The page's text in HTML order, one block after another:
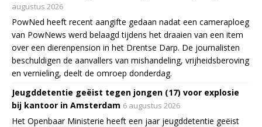
augustus 2026
PowNed heeft recent aangifte gedaan nadat een cameraploeg
van PowNews werd belaagd tijdens het draaien van een item
over een dierenpension in het Drentse Darp. De journalisten
beschuldigen de aanvallers van mishandeling, vrijheidsberoving
en vernieling, deelt de omroep donderdag.
Jeugddetentie geëist tegen jongen (17) voor explosie
bij kantoor in Amsterdam 6 augustus 2026
Het Openbaar Ministerie heeft een jaar jeugddetentie geëist